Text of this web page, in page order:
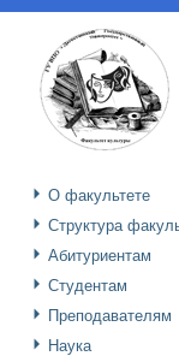
О факультете
Структура
Абитуриентам
Студентам
Преподавателям
Наука